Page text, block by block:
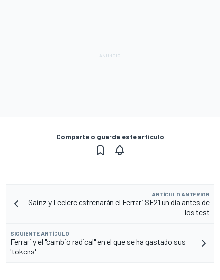
Comparte o guarda este artículo
ARTÍCULO ANTERIOR
Sainz y Leclerc estrenarán el Ferrari SF21 un día antes de
los test
SIGUIENTE ARTÍCULO
Ferrari y el "cambio radical" en el que se ha gastado sus
'tokens'